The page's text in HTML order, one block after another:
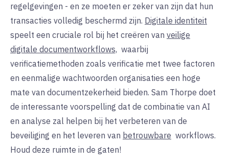
regelgevingen - en ze moeten er zeker van zijn dat hun
transacties volledig beschermd zijn. Digitale identiteit
speelt een cruciale rol bij het creëren van veilige
digitale documentworkflows, waarbij
verificatiemethoden zoals verificatie met twee factoren
en eenmalige wachtwoorden organisaties een hoge
mate van documentzekerheid bieden. Sam Thorpe doet
de interessante voorspelling dat de combinatie van AI
en analyse zal helpen bij het verbeteren van de
beveiliging en het leveren van betrouwbare workflows.
Houd deze ruimte in de gaten!